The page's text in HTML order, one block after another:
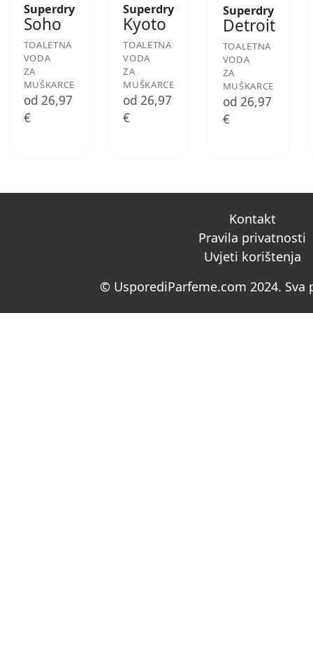
Superdry
Soho
TOALETNA
VODA
ZA
MUŠKARCE
od 26,97
€
Superdry
Kyoto
TOALETNA
VODA
ZA
MUŠKARCE
od 26,97
€
Superdry
Detroit
TOALETNA
VODA
ZA
MUŠKARCE
od 26,97
€
Kontakt
Pravila privatnosti
Uvjeti korištenja
© UsporediParfeme.com 2024. Sva